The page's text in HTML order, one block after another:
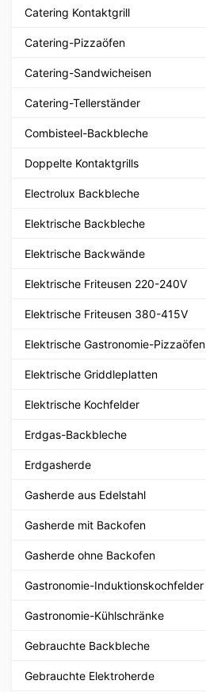
Catering Kontaktgrill
Catering-Pizzaöfen
Catering-Sandwicheisen
Catering-Tellerständer
Combisteel-Backbleche
Doppelte Kontaktgrills
Electrolux Backbleche
Elektrische Backbleche
Elektrische Backwände
Elektrische Friteusen 220-240V
Elektrische Friteusen 380-415V
Elektrische Gastronomie-Pizzaöfen
Elektrische Griddleplatten
Elektrische Kochfelder
Erdgas-Backbleche
Erdgasherde
Gasherde aus Edelstahl
Gasherde mit Backofen
Gasherde ohne Backofen
Gastronomie-Induktionskochfelder
Gastronomie-Kühlschränke
Gebrauchte Backbleche
Gebrauchte Elektroherde